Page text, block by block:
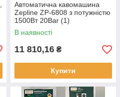
Автоматична кавомашина
Zepline ZP-6808 з потужністю
1500Вт 20Bar (1)
В наявності
11 810,16 ₴
Купити